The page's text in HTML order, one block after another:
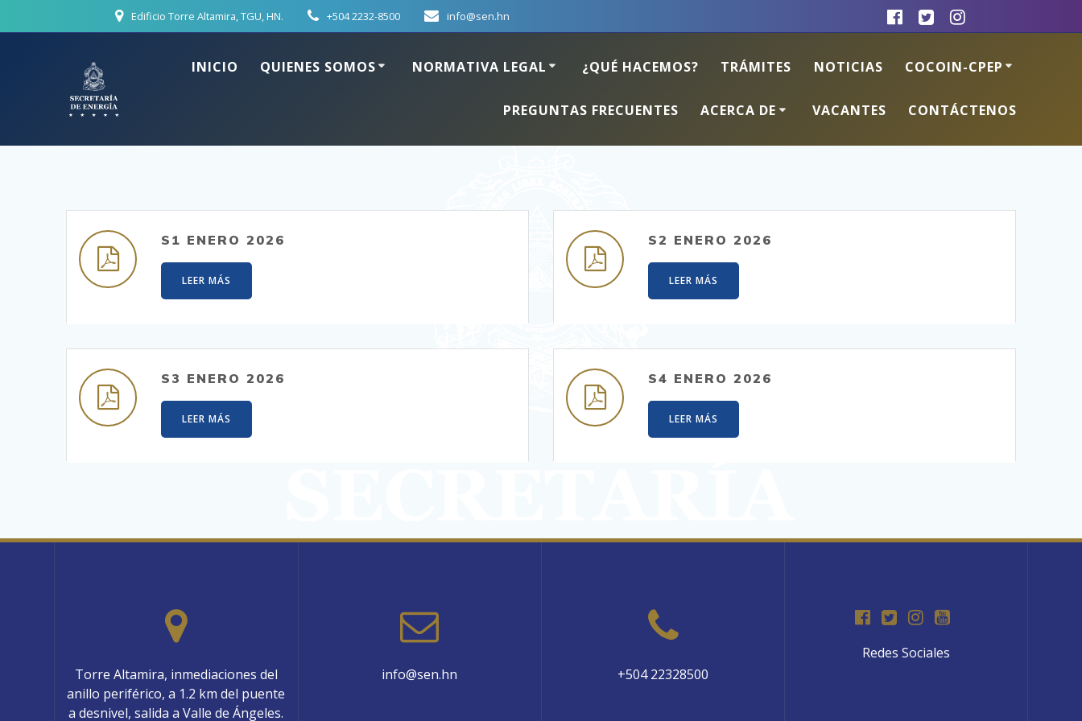
to
Edificio Torre Altamira, TGU, HN. +504 2232-8500 info@sen.hn
INICIO QUIENES SOMOS NORMATIVA LEGAL ¿QUÉ HACEMOS? TRÁMITES NOTICIAS COCOIN-CPEP
PREGUNTAS FRECUENTES ACERCA DE VACANTES CONTÁCTENOS
S1 ENERO 2026
LEER MÁS
S2 ENERO 2026
LEER MÁS
S3 ENERO 2026
LEER MÁS
S4 ENERO 2026
LEER MÁS
Torre Altamira, inmediaciones del
anillo periférico, a 1.2 km del puente
a desnivel, salida a Valle de Ángeles.
info@sen.hn +504 22328500
Redes Sociales